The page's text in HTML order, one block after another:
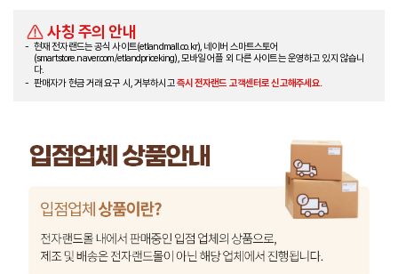
사칭 주의 안내
현재 전자랜드는 공식 사이트(etlandmall.co.kr), 네이버 스마트스토어
(smartstore.naver.com/etlandpriceking), 모바일 어플 외 다른 사이트는 운영하고 있지 않습니
다.
판매자가 현금 거래 요구 시, 거부하시고즉시 전자랜드 고객센터로 신고해주세요.